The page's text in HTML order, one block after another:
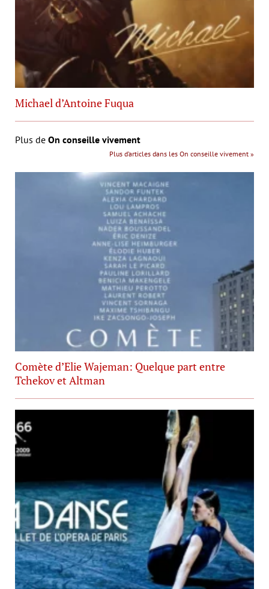
Michael d’Antoine Fuqua
Plus de On conseille vivement
Plus d’articles dans les On conseille vivement »
Comète d’Elie Wajeman: Quelque part entre
Tchekov et Altman